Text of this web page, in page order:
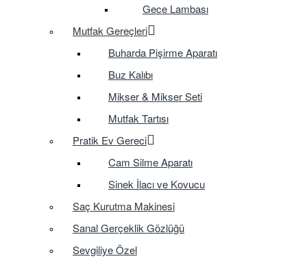
Gece Lambası
Mutfak Gereçleri
Buharda Pişirme Aparatı
Buz Kalıbı
Mikser & Mikser Seti
Mutfak Tartısı
Pratik Ev Gereci
Cam Silme Aparatı
Sinek İlacı ve Kovucu
Saç Kurutma Makinesi
Sanal Gerçeklik Gözlüğü
Sevgiliye Özel